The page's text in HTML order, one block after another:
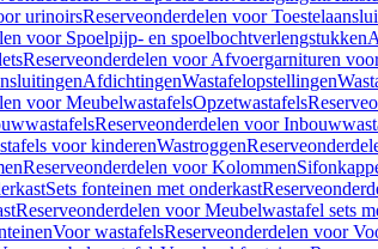
urinoirsReserveonderdelen voor
voor Spoelpijp- en spoelbochtverlengstukken
Reserveonderdelen voor Afvoergarnituren
AfdichtingenWastafelopstellingen
voor MeubelwastafelsOpzetwastafels
Reserveonderdelen voor
voor kinderenWastroggen
Reserveonderdelen voor Kolommen
Sets fonteinen met onderkast
Reserveonderdelen voor Meubelwastafel sets
Voor wastafelsReserveonderdelen voor